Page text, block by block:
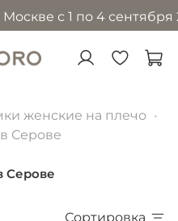
с 1 по 4 сентября
женские на плечо
Серове
Серове
Сортировка